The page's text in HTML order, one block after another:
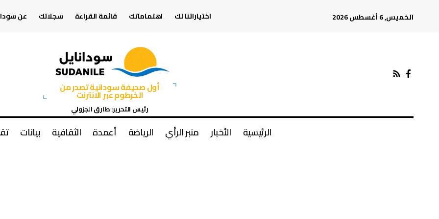
الخميس, 6 أغسطس 2026 اختياراتنا لك اهتماماتك قائمة القراءة سجلاتك عن
أول صحيفة سودانية تصدر من
الخرطوم عبر الانترنت
رئيس التحرير: طارق الجزولي
الرئيسية الأخبار منبر الرأي الرياضة أعمدة الثقافية بيانات